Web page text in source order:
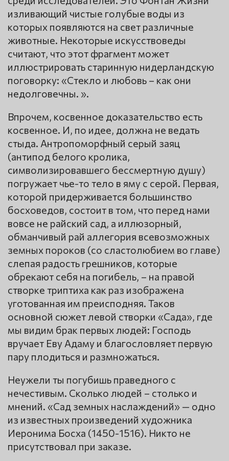
изливающий чистые голубые воды из
которых появляются на свет различные
животные. Некоторые искусствоведы
считают, что этот фрагмент может
иллюстрировать старинную нидерландскую
поговорку: «Стекло и любовь – как они
недолговечны. ».
Впрочем, косвенное доказательство есть
косвенное. И, по идее, должна не ведать
стыда. Антропоморфный серый заяц
(антипод белого кролика,
символизировавшего бессмертную душу)
погружает чье-то тело в яму с серой. Первая,
которой придерживается большинство
босховедов, состоит в том, что перед нами
вовсе не райский сад, а иллюзорный,
обманчивый рай аллегория всевозможных
земных пороков (со сластолюбием во главе)
слепая радость грешников, которые
обрекают себя на погибель, – на правой
створке триптиха как раз изображена
уготованная им преисподняя. Таков
основной сюжет левой створки «Сада», где
мы видим брак первых людей: Господь
вручает Еву Адаму и благословляет первую
пару плодиться и размножаться.
Неужели ты погубишь праведного с
нечестивым. Сколько людей – столько и
мнений. «Сад земных наслаждений» — одно
из известных произведений художника
Иеронима Босха (1450-1516). Никто не
присутствовал при заказе.